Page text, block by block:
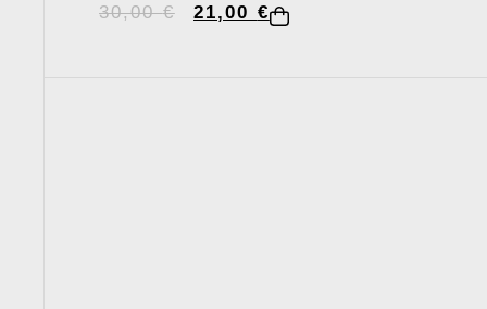
30,00€ 21,00 €